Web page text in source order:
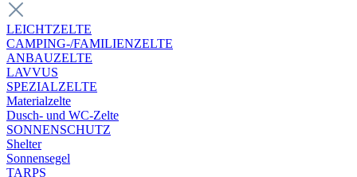
LEICHTZELTE
CAMPING-/FAMILIENZELTE
ANBAUZELTE
LAVVUS
SPEZIALZELTE
Materialzelte
Dusch- und WC-Zelte
SONNENSCHUTZ
Shelter
Sonnensegel
TARPS